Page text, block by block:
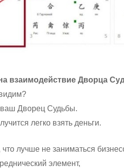
взаимодействие Дворца
ваш Дворец Судьбы.
легко взять деньги.
лучше не заниматься
элемент,